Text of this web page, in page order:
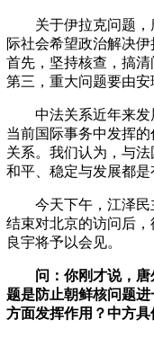
关于伊拉克问题，唐
际社会希望政治解决
首先，坚持核查，搞
第三，重大问题要由
中法关系近年来发
当前国际事务中发挥
关系。我们认为，与
和平、稳定与发展都是
今天下午，江泽民
结束对北京的访问后
良宇将予以会见。
问：你刚才说，
题是防止朝鲜核问题
方面发挥作用？中方